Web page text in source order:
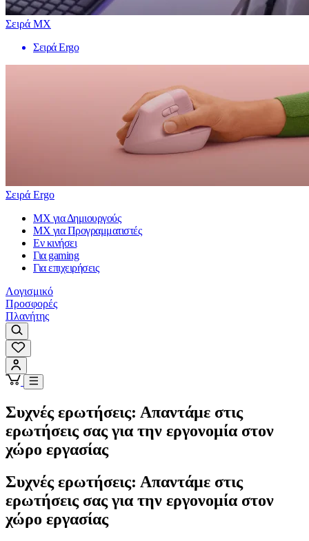
Σειρά MX
Σειρά Ergo
Σειρά Ergo
MX για Δημιουργούς
MX για Προγραμματιστές
Εν κινήσει
Για gaming
Για επιχειρήσεις
Λογισμικό
Προσφορές
Πλανήτης
Συχνές ερωτήσεις: Απαντάμε στις
ερωτήσεις σας για την εργονομία στον
χώρο εργασίας
Συχνές ερωτήσεις: Απαντάμε στις
ερωτήσεις σας για την εργονομία στον
χώρο εργασίας